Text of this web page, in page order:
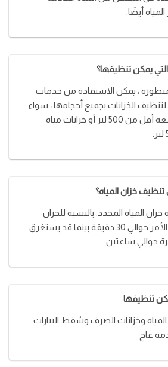
أيضًا.
يمكن تنظيفها؟
، يمكن الاستفادة من خدمات
لتنظيف الخزانات بجميع أحجامها ، سواء
كانت خزانات مياه بسعة أقل من 500 لتر أو خزانات مياه
خزان المياه؟
المياه المحدد. بالنسبة للخزان
الصغير ، سيستغرق الأمر حوالي 30 دقيقة بينما قد يستغرق
حوالي ساعتين.
تنظيفها
وخزانات الصرف وشفط البيارات
عاج